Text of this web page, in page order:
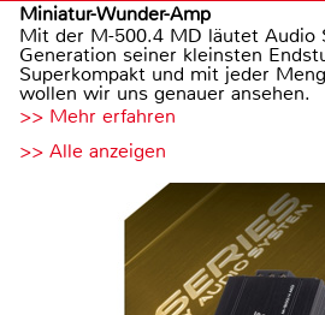
Miniatur-Wunder-Amp
Mit der M-500.4 MD läutet Audio
Generation seiner kleinsten
Superkompakt und mit jeder
wollen wir uns genauer ansehen.
>> Mehr erfahren
>> Alle anzeigen